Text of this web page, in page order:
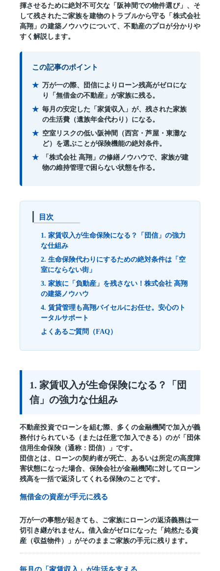
揮させるために絶対不可欠な「阪神間での物件選び」、そ
して残されたご家族を建物のトラブルから守る「株式会社
高翔」の建築ノウハウについて、不動産のプロが分かりや
すく解説します。
この記事のポイント
万が一の際、団信によりローン残高がゼロにな
り「無借金の不動産」が家族に残る。
毎月の安定した「家賃収入」が、残された家族
の生活費（遺族年金代わり）になる。
空室リスクの低い阪神間（西宮・芦屋・東灘な
ど）を選ぶことが保険機能の絶対条件。
「株式会社 高翔」の修繕ノウハウで、家族が建
物の維持管理で困らない状態を作る。
目次
1. 家賃収入が生命保険になる？「団信」の強力
な仕組み
2. 生命保険代わりにするための絶対条件は「空
室にならない街」
3. 家族に「負動産」を残さない！株式会社 高翔
の建築ノウハウ
4. 賃貸管理も高翔バイセルにお任せ。安心のト
ータルサポート
よくあるご質問（FAQ）
1. 家賃収入が生命保険になる？「団
信」の強力な仕組み
不動産投資でローンを組む際、多くの金融機関で加入が義
務付けられている（または任意で加入できる）のが「団体
信用生命保険（通称：団信）」 です。
団信とは、ローンの契約者が死亡、あるいは所定の高度障
害状態になった場合、保険会社が金融機関に対してローン
残高を一括で返済してくれる保険のことです。
無借金の資産が手元に残る
万が一の事態が起きても、ご家族にローンの返済義務は一
切引き継がれません。借入金がゼロになった「純然たる資
産（収益物件）」がそのままご家族の手元に残ります。
毎月の「家賃収入」が生活を支える